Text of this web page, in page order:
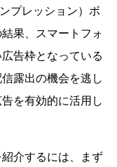
プレッション）ボ
果、スマートフォ
告枠となっている
露出の機会を逃し
を有効的に活用し
介するには、まず